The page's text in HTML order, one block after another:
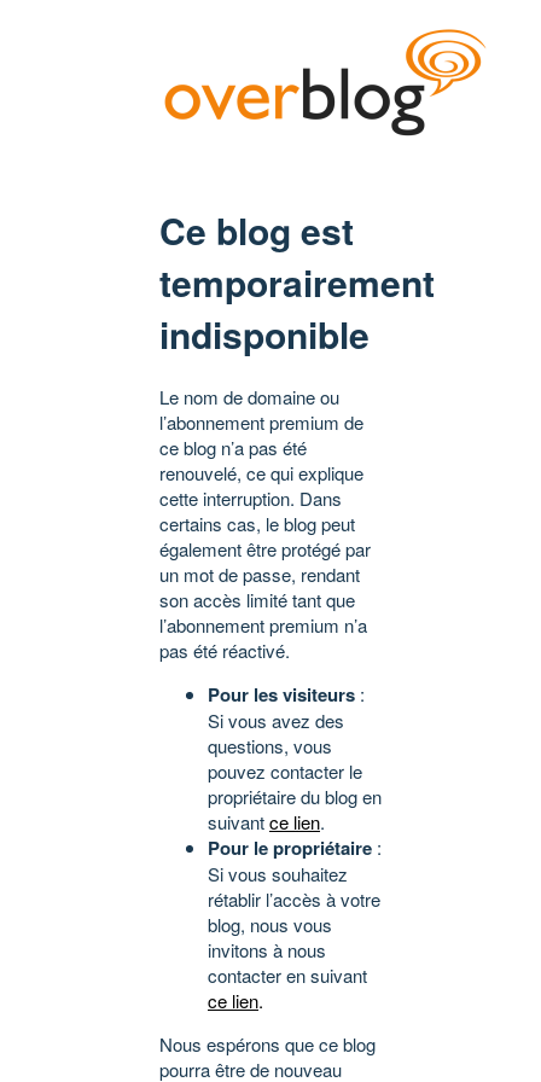
Ce blog est
temporairement
indisponible
Le nom de domaine ou
l’abonnement premium de
ce blog n’a pas été
renouvelé, ce qui explique
cette interruption. Dans
certains cas, le blog peut
également être protégé par
un mot de passe, rendant
son accès limité tant que
l’abonnement premium n’a
pas été réactivé.
Pour les visiteurs :
Si vous avez des
questions, vous
pouvez contacter le
propriétaire du blog en
suivantce lien.
Pour le propriétaire :
Si vous souhaitez
rétablir l’accès à votre
blog, nous vous
invitons à nous
contacter en suivant
ce lien.
Nous espérons que ce blog
pourra être de nouveau